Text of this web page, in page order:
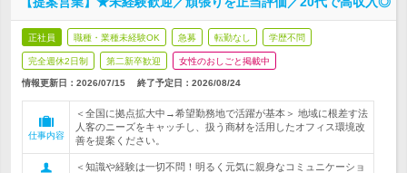
正社員 職種・業種未経験OK 急募 転勤なし 学歴不問
完全週休2日制 第二新卒歓迎 女性のおしごと掲載中
情報更新日：2026/07/15 終了予定日： 2026/08/24
仕事内容
＜全国に拠点拡大中→希望勤務地で活躍が基本＞ 地域に根差す法
人客のニーズをキャッチし、扱う商材を活用したオフィス環境改
善を提案ください。
＜知識や経験は一切不問！明るく元気に親身なコミュニケーショ